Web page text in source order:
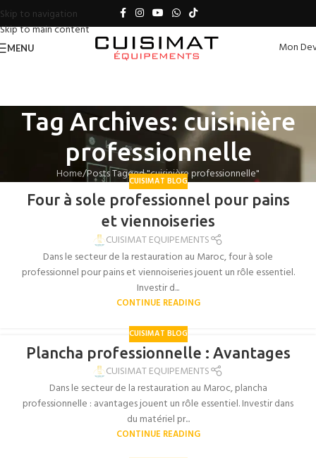
Skip to navigation
Skip to main content
MENU Mon
Tag Archives: cuisinière
professionnelle
Home Posts Tagged "cuisinière professionnelle"
CUISIMAT BLOG
Four à sole professionnel pour pains
et viennoiseries
CUISIMAT EQUIPEMENTS
Dans le secteur de la restauration au Maroc, four à sole
professionnel pour pains et viennoiseries jouent un rôle essentiel.
Investir d...
CONTINUE READING
CUISIMAT BLOG
Plancha professionnelle : Avantages
CUISIMAT EQUIPEMENTS
Dans le secteur de la restauration au Maroc, plancha
professionnelle : avantages jouent un rôle essentiel. Investir dans
du matériel pr...
CONTINUE READING